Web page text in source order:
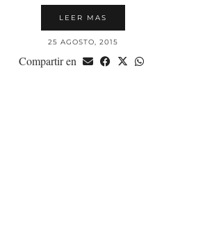
LEER MAS
25 AGOSTO, 2015
Compartir en